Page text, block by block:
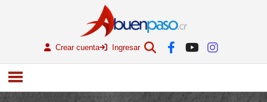
Crear cuenta Ingresar